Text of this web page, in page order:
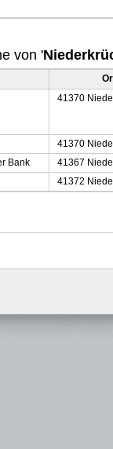
von '
41370
41370
Bank
41367
41372